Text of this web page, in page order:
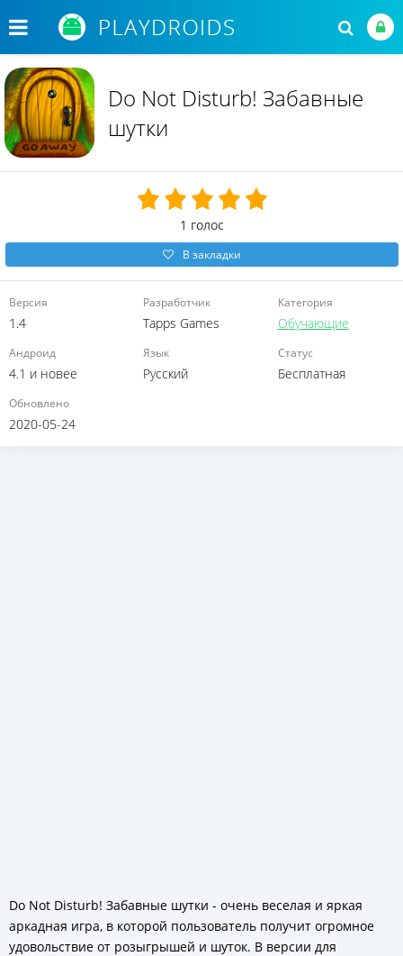
Do Not Disturb! Забавные
шутки
1 голос
В закладки
Версия
1.4
Разработчик
Tapps Games
Категория
Обучающие
Андроид
4.1 и новее
Язык
Русский
Статус
Бесплатная
Обновлено
2020-05-24
Do Not Disturb! Забавные шутки - очень веселая и яркая
аркадная игра, в которой пользователь получит огромное
удовольствие от розыгрышей и шуток. В версии для